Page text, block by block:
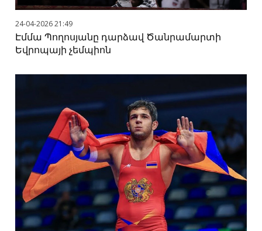
24-04-2026 21:49
Էմմա Պողոսյանը դարձավ Ծանրամարտի
Եվրոպայի չեմպիոն